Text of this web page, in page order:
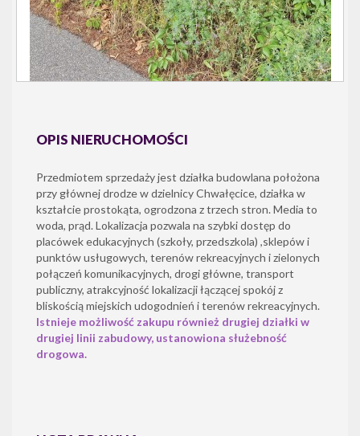
OPIS NIERUCHOMOŚCI
Przedmiotem sprzedaży jest działka budowlana położona
przy głównej drodze w dzielnicy Chwałęcice, działka w
kształcie prostokąta, ogrodzona z trzech stron. Media to
woda, prąd. Lokalizacja pozwala na szybki dostęp do
placówek edukacyjnych (szkoły, przedszkola) ,sklepów i
punktów usługowych, terenów rekreacyjnych i zielonych
połączeń komunikacyjnych, drogi główne, transport
publiczny, atrakcyjność lokalizacji łączącej spokój z
bliskością miejskich udogodnień i terenów rekreacyjnych.
Istnieje możliwość zakupu również drugiej działki w
drugiej linii zabudowy, ustanowiona służebność
drogowa.